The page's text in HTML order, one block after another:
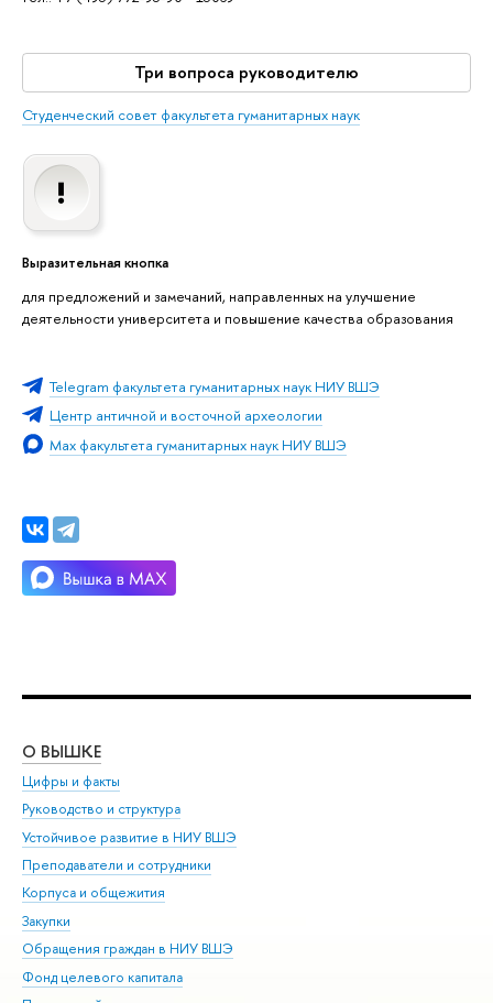
Три вопроса руководителю
Студенческий совет факультета гуманитарных наук
Выразительная кнопка
для предложений и замечаний, направленных на улучшение
деятельности университета и повышение качества образования
Telegram факультета гуманитарных наук НИУ ВШЭ
Центр античной и восточной археологии
Max факультета гуманитарных наук НИУ ВШЭ
О ВЫШКЕ
Цифры и факты
Руководство и структура
Устойчивое развитие в НИУ ВШЭ
Преподаватели и сотрудники
Корпуса и общежития
Закупки
Обращения граждан в НИУ ВШЭ
Фонд целевого капитала